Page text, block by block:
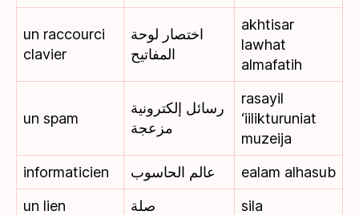
un raccourci
clavier
اختصار لوحة
المفاتيح
akhtisar
lawhat
almafatih
un spam
رسائل إلكترونية
مزعجة
rasayil
‘iilikturuniat
muzeija
informaticien
عالم الحاسوب
ealam alhasub
un lien
صلة
sila